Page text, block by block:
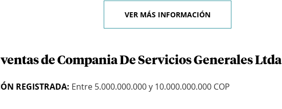
VER MÁS INFORMACIÓN
de Compania De Servicios Generales Ltda
REGISTRADA: Entre 5.000.000.000 y 10.000.000.000 COP